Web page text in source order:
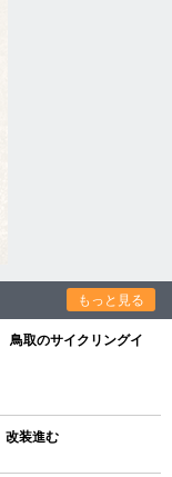
もっと見る
鳥取のサイクリングイ
改装進む